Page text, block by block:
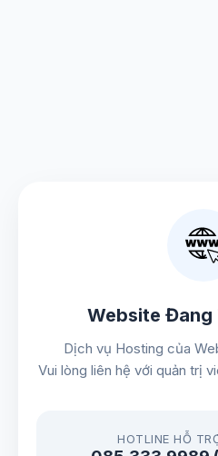
Website Đang
Dịch vụ Hosting của
Vui lòng liên hệ với quản trị
HOTLINE HỖ